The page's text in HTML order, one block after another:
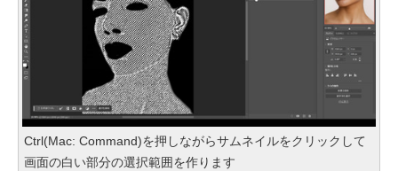
Ctrl(Mac: Command)を押しながらサムネイルをクリックして
画面の白い部分の選択範囲を作ります